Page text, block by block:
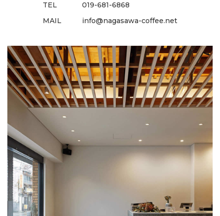
TEL
019-681-6868
MAIL
info@nagasawa-coffee.net